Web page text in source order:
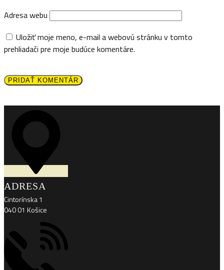
Adresa webu
Uložiť moje meno, e-mail a webovú stránku v tomto
prehliadači pre moje budúce komentáre.
PRIDAŤ KOMENTÁR
ADRESA
Cintorínska 1
040 01 Košice